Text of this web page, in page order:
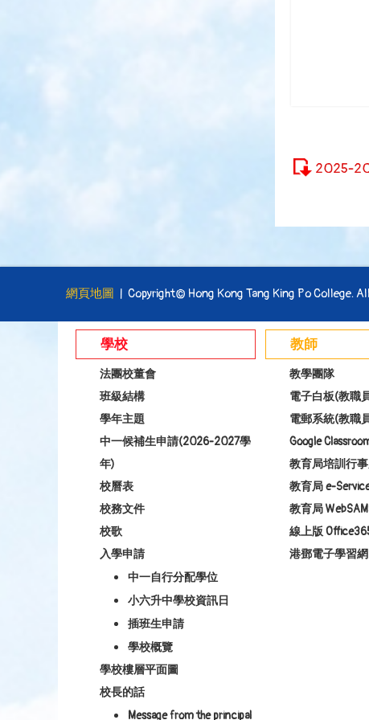
2025-
網頁地圖 | Copyright© Hong Kong Tang King Po College.
學校
法團校董會
班級結構
學年主題
中一候補生申請(2026-2027學
年)
校曆表
校務文件
校歌
入學申請
中一自行分配學位
小六升中學校資訊日
插班生申請
學校概覽
學校樓層平面圖
校長的話
Message from the principal
教師
教學團隊
電子白板(教職
電郵系統(教職
Google
教育局培訓行
教育局 e-
教育局
線上版
港鄧電子學習網